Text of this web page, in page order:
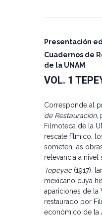
Presentación
Cuadernos de
de la UNAM
VOL. 1
Corresponde al
de Restauración,
Filmoteca de la
rescate fílmico,
someten las
relevancia a nivel
Tepeyac (1917),
mexicano cuya
apariciones de la
restaurado por
económico de la